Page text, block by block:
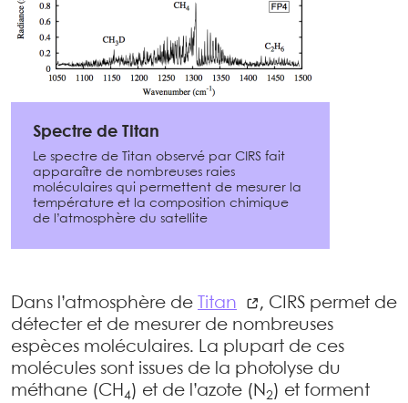
Spectre de Titan
Le spectre de Titan observé par CIRS fait
apparaître de nombreuses raies
moléculaires qui permettent de mesurer la
température et la composition chimique
de l’atmosphère du satellite
Dans l’atmosphère de Titan
, CIRS permet de
détecter et de mesurer de nombreuses
espèces moléculaires. La plupart de ces
molécules sont issues de la photolyse du
méthane (CH 4) et de l’azote (N2 ) et forment